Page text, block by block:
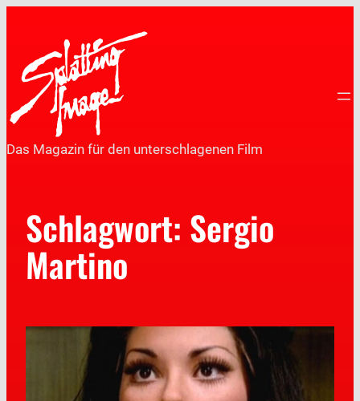
Das Magazin für den unterschlagenen Film
Schlagwort: Sergio
Martino